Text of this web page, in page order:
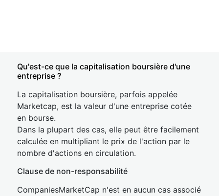
Qu'est-ce que la capitalisation boursière d'une
entreprise ?
La capitalisation boursière, parfois appelée
Marketcap, est la valeur d'une entreprise cotée
en bourse.
Dans la plupart des cas, elle peut être facilement
calculée en multipliant le prix de l'action par le
nombre d'actions en circulation.
Clause de non-responsabilité
CompaniesMarketCap n'est en aucun cas associé